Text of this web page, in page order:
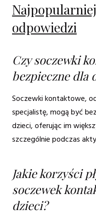
odpowiedzi
Czy soczewki
bezpieczne dla
Soczewki kontaktowe,
specjalistę, mogą być
dzieci, oferując im
szczególnie podczas
Jakie korzyści
soczewek
dzieci?